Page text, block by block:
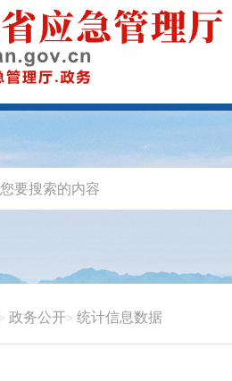
政务公开 统计信息数据